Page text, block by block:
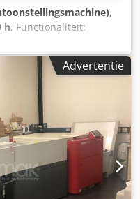
,
h, Functionaliteit:
machine
1213V CtS met
mm te koop. 2540
30 watt laser met 405
4° DMD-technologie
kan ook
voor zeven met een
Advertentie